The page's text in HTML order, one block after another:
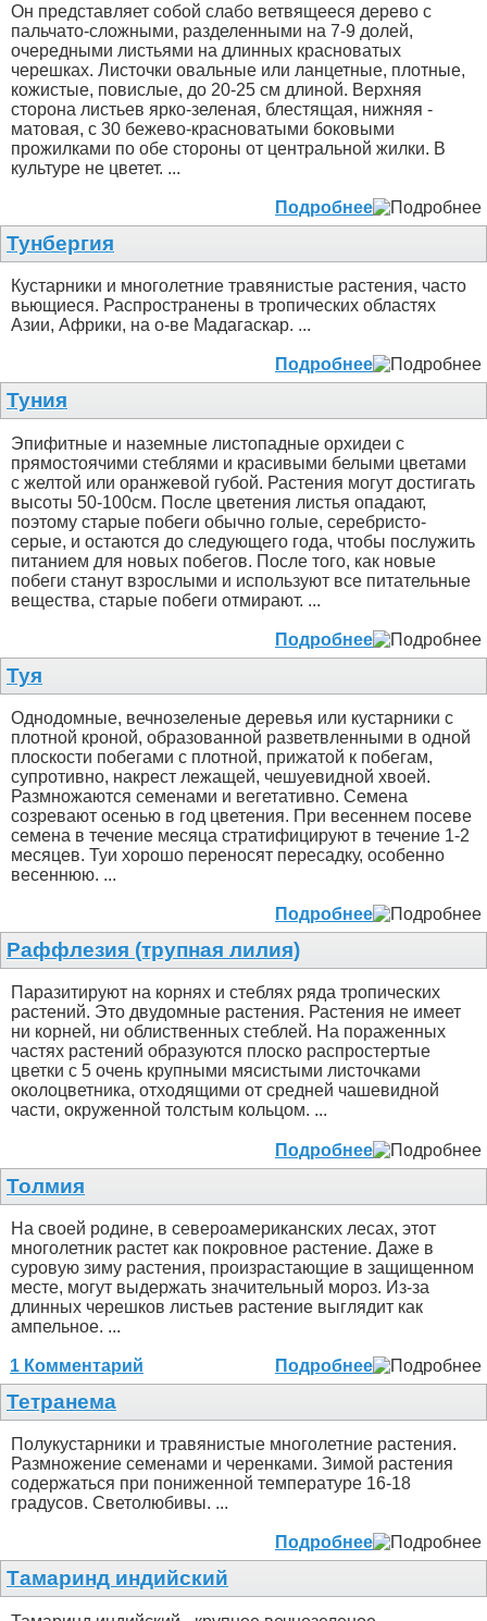
Он представляет собой слабо ветвящееся дерево с
пальчато-сложными, разделенными на 7-9 долей,
очередными листьями на длинных красноватых
черешках. Листочки овальные или ланцетные, плотные,
кожистые, повислые, до 20-25 см длиной. Верхняя
сторона листьев ярко-зеленая, блестящая, нижняя -
матовая, с 30 бежево-красноватыми боковыми
прожилками по обе стороны от центральной жилки. В
культуре не цветет. ...
Подробнее
Тунбергия
Кустарники и многолетние травянистые растения, часто
вьющиеся. Распространены в тропических областях
Азии, Африки, на о-ве Мадагаскар. ...
Подробнее
Туния
Эпифитные и наземные листопадные орхидеи с
прямостоячими стеблями и красивыми белыми цветами
с желтой или оранжевой губой. Растения могут достигать
высоты 50-100см. После цветения листья опадают,
поэтому старые побеги обычно голые, серебристо-
серые, и остаются до следующего года, чтобы послужить
питанием для новых побегов. После того, как новые
побеги станут взрослыми и используют все питательные
вещества, старые побеги отмирают. ...
Подробнее
Туя
Однодомные, вечнозеленые деревья или кустарники с
плотной кроной, образованной разветвленными в одной
плоскости побегами с плотной, прижатой к побегам,
супротивно, накрест лежащей, чешуевидной хвоей.
Размножаются семенами и вегетативно. Семена
созревают осенью в год цветения. При весеннем посеве
семена в течение месяца стратифицируют в течение 1-2
месяцев. Туи хорошо переносят пересадку, особенно
весеннюю. ...
Подробнее
Раффлезия (трупная лилия)
Паразитируют на корнях и стеблях ряда тропических
растений. Это двудомные растения. Растения не имеет
ни корней, ни облиственных стеблей. На пораженных
частях растений образуются плоско распростертые
цветки с 5 очень крупными мясистыми листочками
околоцветника, отходящими от средней чашевидной
части, окруженной толстым кольцом. ...
Подробнее
Толмия
На своей родине, в североамериканских лесах, этот
многолетник растет как покровное растение. Даже в
суровую зиму растения, произрастающие в защищенном
месте, могут выдержать значительный мороз. Из-за
длинных черешков листьев растение выглядит как
ампельное. ...
1 Комментарий Подробнее
Тетранема
Полукустарники и травянистые многолетние растения.
Размножение семенами и черенками. Зимой растения
содержаться при пониженной температуре 16-18
градусов. Светолюбивы. ...
Подробнее
Тамаринд индийский